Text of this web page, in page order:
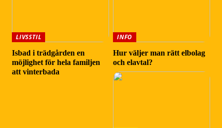
LIVSSTIL
Isbad i trädgården en
möjlighet för hela familjen
att vinterbada
INFO
Hur väljer man rätt elbolag
och elavtal?